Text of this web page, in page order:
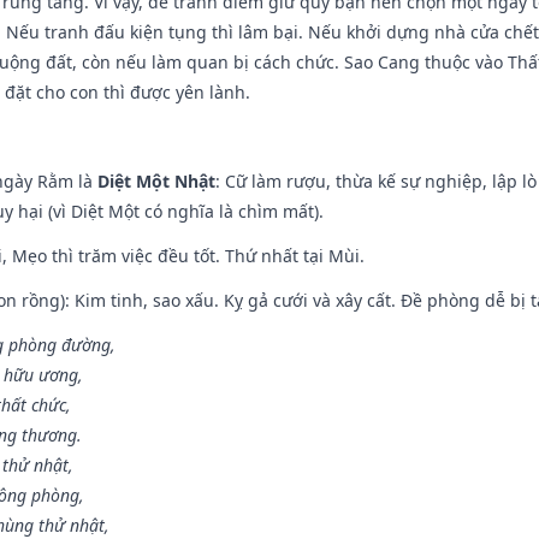
tranh đấu kiện tụng thì lâm bại. Nếu khởi dựng nhà cửa
đất, còn nếu làm quan bị cách chức. Sao Cang thuộc vào
cho con thì được yên lành.
Rằm là Diệt Một Nhật: Cữ làm rượu, thừa kế sự nghiệp, lập
hại (vì Diệt Một có nghĩa là chìm mất).
Mẹo thì trăm việc đều tốt. Thứ nhất tại Mùi.
rồng): Kim tinh, sao xấu. Kỵ gả cưới và xây cất. Đề phòng dễ bị
phòng đường,
ương,
chức,
thương.
nhật,
phòng,
thử nhật,